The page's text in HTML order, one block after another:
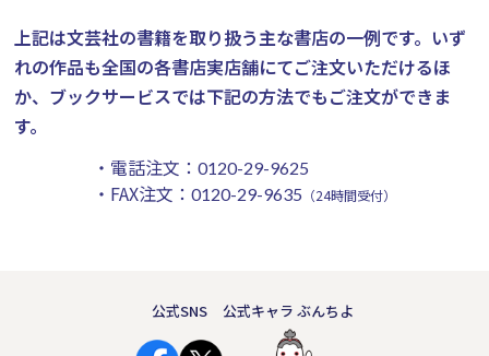
上記は文芸社の書籍を取り扱う主な書店の一例です。 いず
れの作品も全国の各書店実店舗にてご注文いただけるほ
か、ブックサービスでは下記の方法でもご注文ができま
す。
・電話注文： 0120-29-9625
・FAX注文： 0120-29-9635 （24時間受付）
公式SNS 公式キャラ ぶんちよ